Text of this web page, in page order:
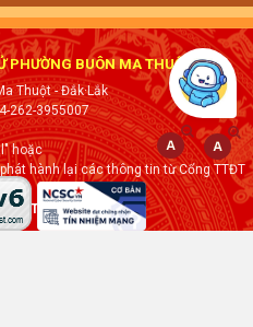
PHƯỜNG BUÔN MA THUỘT
Thuột - Đắk·Lắk
262-3955007
hoặc
hành lại các thông tin từ Cổng TTĐT
VNPT ĐẮK LẮK